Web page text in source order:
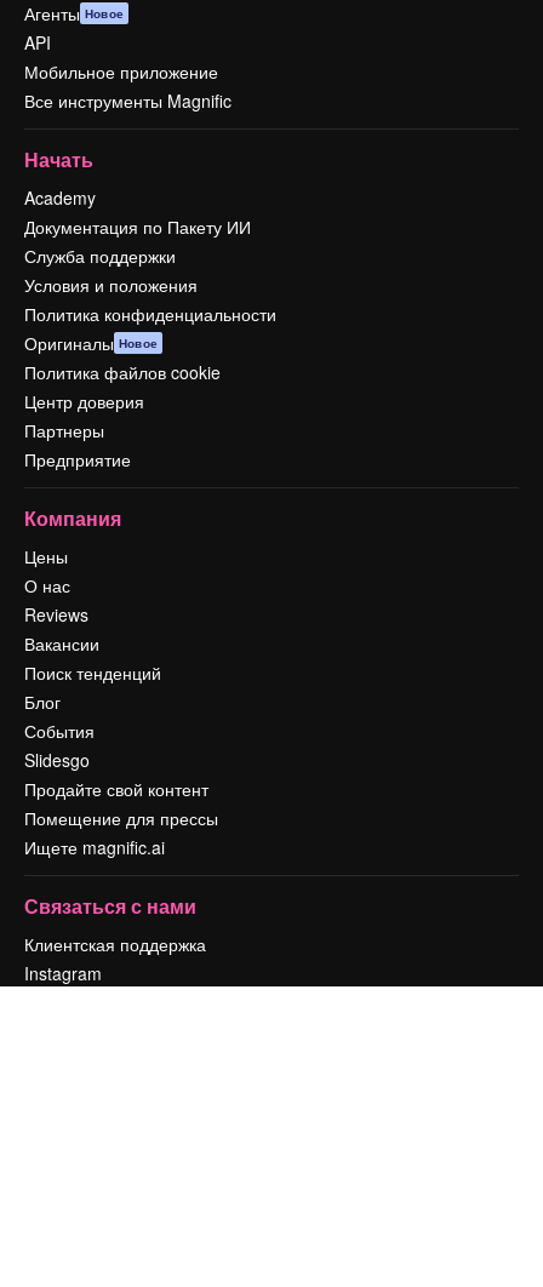
Агенты Новое
API
Мобильное приложение
Все инструменты Magnific
Начать
Academy
Документация по Пакету ИИ
Служба поддержки
Условия и положения
Политика конфиденциальности
Оригиналы Новое
Политика файлов cookie
Центр доверия
Партнеры
Предприятие
Компания
Цены
О нас
Reviews
Вакансии
Поиск тенденций
Блог
События
Slidesgo
Продайте свой контент
Помещение для прессы
Ищете magnific.ai
Связаться с нами
Клиентская поддержка
Instagram